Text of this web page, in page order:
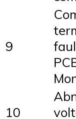
9
10